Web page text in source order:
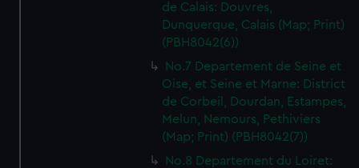
de Calais: Douvres,
Dunquerque, Calais (Map; Print)
(PBH8042(6))
No.7 Departement de Seine et
Oise, et Seine et Marne: District
de Corbeil, Dourdan, Estampes,
Melun, Nemours, Pethiviers
(Map; Print) (PBH8042(7))
No.8 Departement du Loiret: